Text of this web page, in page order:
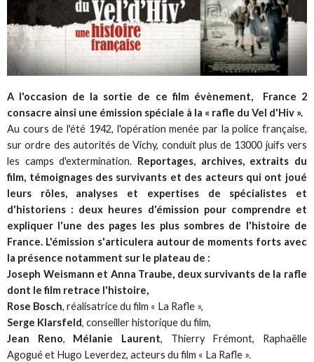
A l'occasion de la sortie de ce film évènement, France 2
consacre ainsi une émission spéciale à la « rafle du Vel d'Hiv ».
Au cours de l'été 1942, l'opération menée par la police française,
sur ordre des autorités de Vichy, conduit plus de 13000 juifs vers
les camps d'extermination. Reportages, archives, extraits du
film, témoignages des survivants et des acteurs qui ont joué
leurs rôles, analyses et expertises de spécialistes et
d'historiens : deux heures d'émission pour comprendre et
expliquer l'une des pages les plus sombres de l'histoire de
France. L'émission s'articulera autour de moments forts avec
la présence notamment sur le plateau de :
Joseph Weismann et Anna Traube, deux survivants de la rafle
dont le film retrace l'histoire,
Rose Bosch, réalisatrice du film « La Rafle »,
Serge Klarsfeld, conseiller historique du film,
Jean Reno, Mélanie Laurent, Thierry Frémont, Raphaëlle
Agogué et Hugo Leverdez, acteurs du film « La Rafle ».